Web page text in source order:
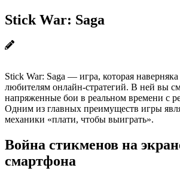
Stick War: Saga
Stick War: Saga — игра, которая
любителям онлайн-стратегий. В ней вы
напряженные бои в реальном времени с
Одним из главных преимуществ игры
механики «плати, чтобы выиграть».
Война стикменов на
смартфона